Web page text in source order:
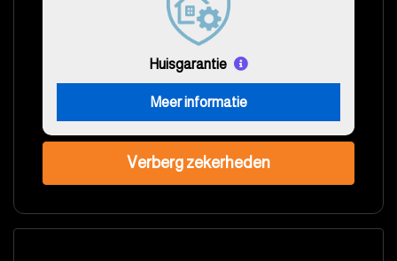
Huisgarantie
Meer informatie
Verberg zekerheden